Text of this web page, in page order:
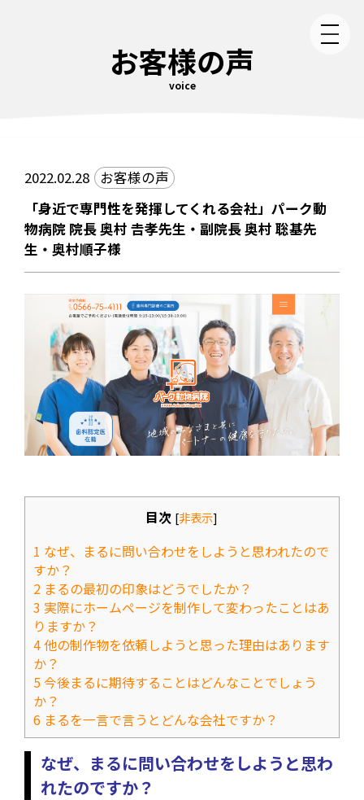
お客様の声
voice
2022.02.28 お客様の声
「身近で専門性を発揮してくれる会社」パーク動
物病院 院長 奥村 𠮷孝先生・副院長 奥村 聡基先
生・奥村順子様
目次 [非表示]
1 なぜ、まるに問い合わせをしようと思われたので
すか？
2まるの最初の印象はどうでしたか？
3 実際にホームページを制作して変わったことはあ
りますか？
4他の制作物を依頼しようと思った理由はあります
か？
5今後まるに期待することはどんなことでしょう
か？
6まるを一言で言うとどんな会社ですか？
なぜ、まるに問い合わせをしようと思わ
れたのですか？